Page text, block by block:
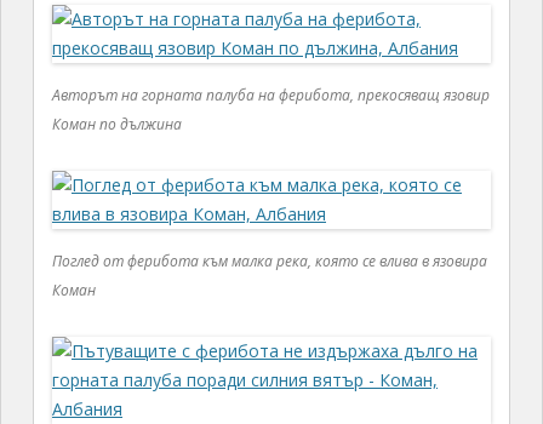
Авторът на горната палуба на ферибота, прекосяващ язовир
Коман по дължина
Поглед от ферибота към малка река, която се влива в язовира
Коман